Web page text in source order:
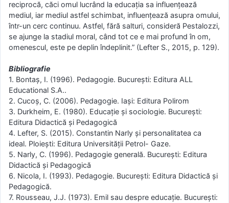
reciprocă, căci omul lucrând la educația sa influențează
mediul, iar mediul astfel schimbat, influențează asupra omului,
într-un cerc continuu. Astfel, fără salturi, consideră Pestalozzi,
se ajunge la stadiul moral, când tot ce e mai profund în om,
omenescul, este pe deplin îndeplinit.” (Lefter S., 2015, p. 129).
Bibliografie
1. Bontaș, I. (1996). Pedagogie. București: Editura ALL
Educational S.A..
2. Cucoș, C. (2006). Pedagogie. Iași: Editura Polirom
3. Durkheim, E. (1980). Educație și sociologie. București:
Editura Didactică și Pedagogică
4. Lefter, S. (2015). Constantin Narly și personalitatea ca
ideal. Ploiești: Editura Universității Petrol- Gaze.
5. Narly, C. (1996). Pedagogie generală. București: Editura
Didactică și Pedagogică
6. Nicola, I. (1993). Pedagogie. București: Editura Didactică și
Pedagogică.
7. Rousseau, J.J. (1973). Emil sau despre educație. București: